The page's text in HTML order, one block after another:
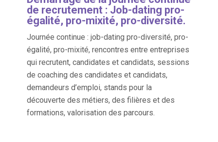
de recrutement : Job-dating pro-
égalité, pro-mixité, pro-diversité.
Journée continue : job-dating pro-diversité, pro-
égalité, pro-mixité, rencontres entre entreprises
qui recrutent, candidates et candidats, sessions
de coaching des candidates et candidats,
demandeurs d’emploi, stands pour la
découverte des métiers, des filières et des
formations, valorisation des parcours.